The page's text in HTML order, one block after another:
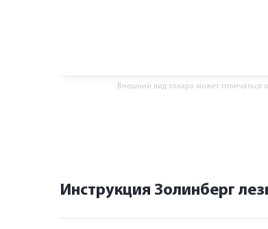
Внешний вид товара может отличаться
Инструкция Золинберг